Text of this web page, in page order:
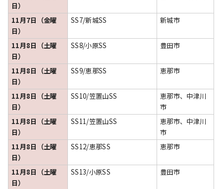
日）
11月7日（金曜
日）
SS7/新城SS 新城市
11月8日（土曜
日）
SS8/小原SS 豊田市
11月8日（土曜
日）
SS9/恵那SS 恵那市
11月8日（土曜
日）
SS10/笠置山SS
恵那市、中津川
市
11月8日（土曜
日）
SS11/笠置山SS
恵那市、中津川
市
11月8日（土曜
日）
SS12/恵那SS 恵那市
11月8日（土曜
日）
SS13/小原SS 豊田市